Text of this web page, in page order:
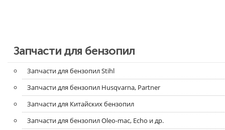
Запчасти для бензопил
Запчасти для бензопил Stihl
Запчасти для бензопил Husqvarna, Partner
Запчасти для Китайских бензопил
Запчасти для бензопил Oleo-mac, Echo и др.